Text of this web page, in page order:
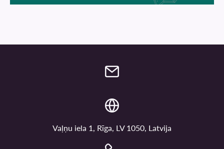
Vaļņu iela 1, Rīga, LV 1050, Latvija